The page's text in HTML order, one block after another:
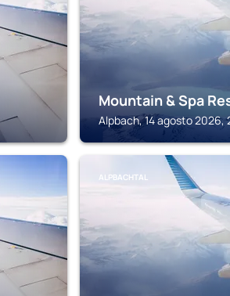
Mountain & Spa
Alpbach, 14 agosto 2026,
ALPBACHTAL